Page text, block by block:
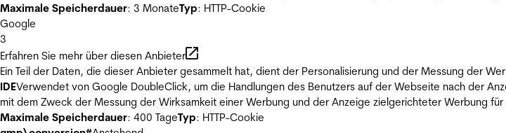
Maximale Speicherdauer: 3 MonateTyp: HTTP-Cookie
Google
3
Erfahren Sie mehr über diesen Anbieter
Ein Teil der Daten, die dieser Anbieter gesammelt hat, dient der Personalisierung und der Messung der
IDEVerwendet von Google DoubleClick, um die Handlungen des Benutzers auf der Webseite nach der
mit dem Zweck der Messung der Wirksamkeit einer Werbung und der Anzeige zielgerichteter Werbung
Maximale Speicherdauer: 400 TageTyp: HTTP-Cookie